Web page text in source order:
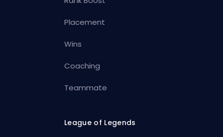
Placement
Wins
Coaching
Teammate
League of Legends